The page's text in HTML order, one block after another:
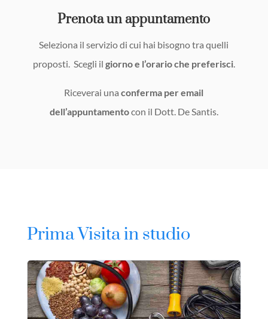
Prenota un appuntamento
Seleziona il servizio di cui hai bisogno tra quelli
proposti. Scegli il giorno e l’orario che preferisci.
Riceverai unaconferma per email
dell’appuntamentocon il Dott. De Santis.
Prima Visita in studio